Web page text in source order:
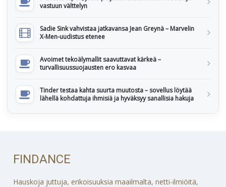
vastuun välttelyn
Sadie Sink vahvistaa jatkavansa Jean Greynä – Marvelin
X-Men-uudistus etenee
Avoimet tekoälymallit saavuttavat kärkeä –
turvallisuussuojausten ero kasvaa
Tinder testaa kahta suurta muutosta – sovellus löytää
lähellä kohdattuja ihmisiä ja hyväksyy sanallisia hakuja
FINDANCE
Hauskoja juttuja, erikoisuuksia maailmalta, netti-ilmiöitä,